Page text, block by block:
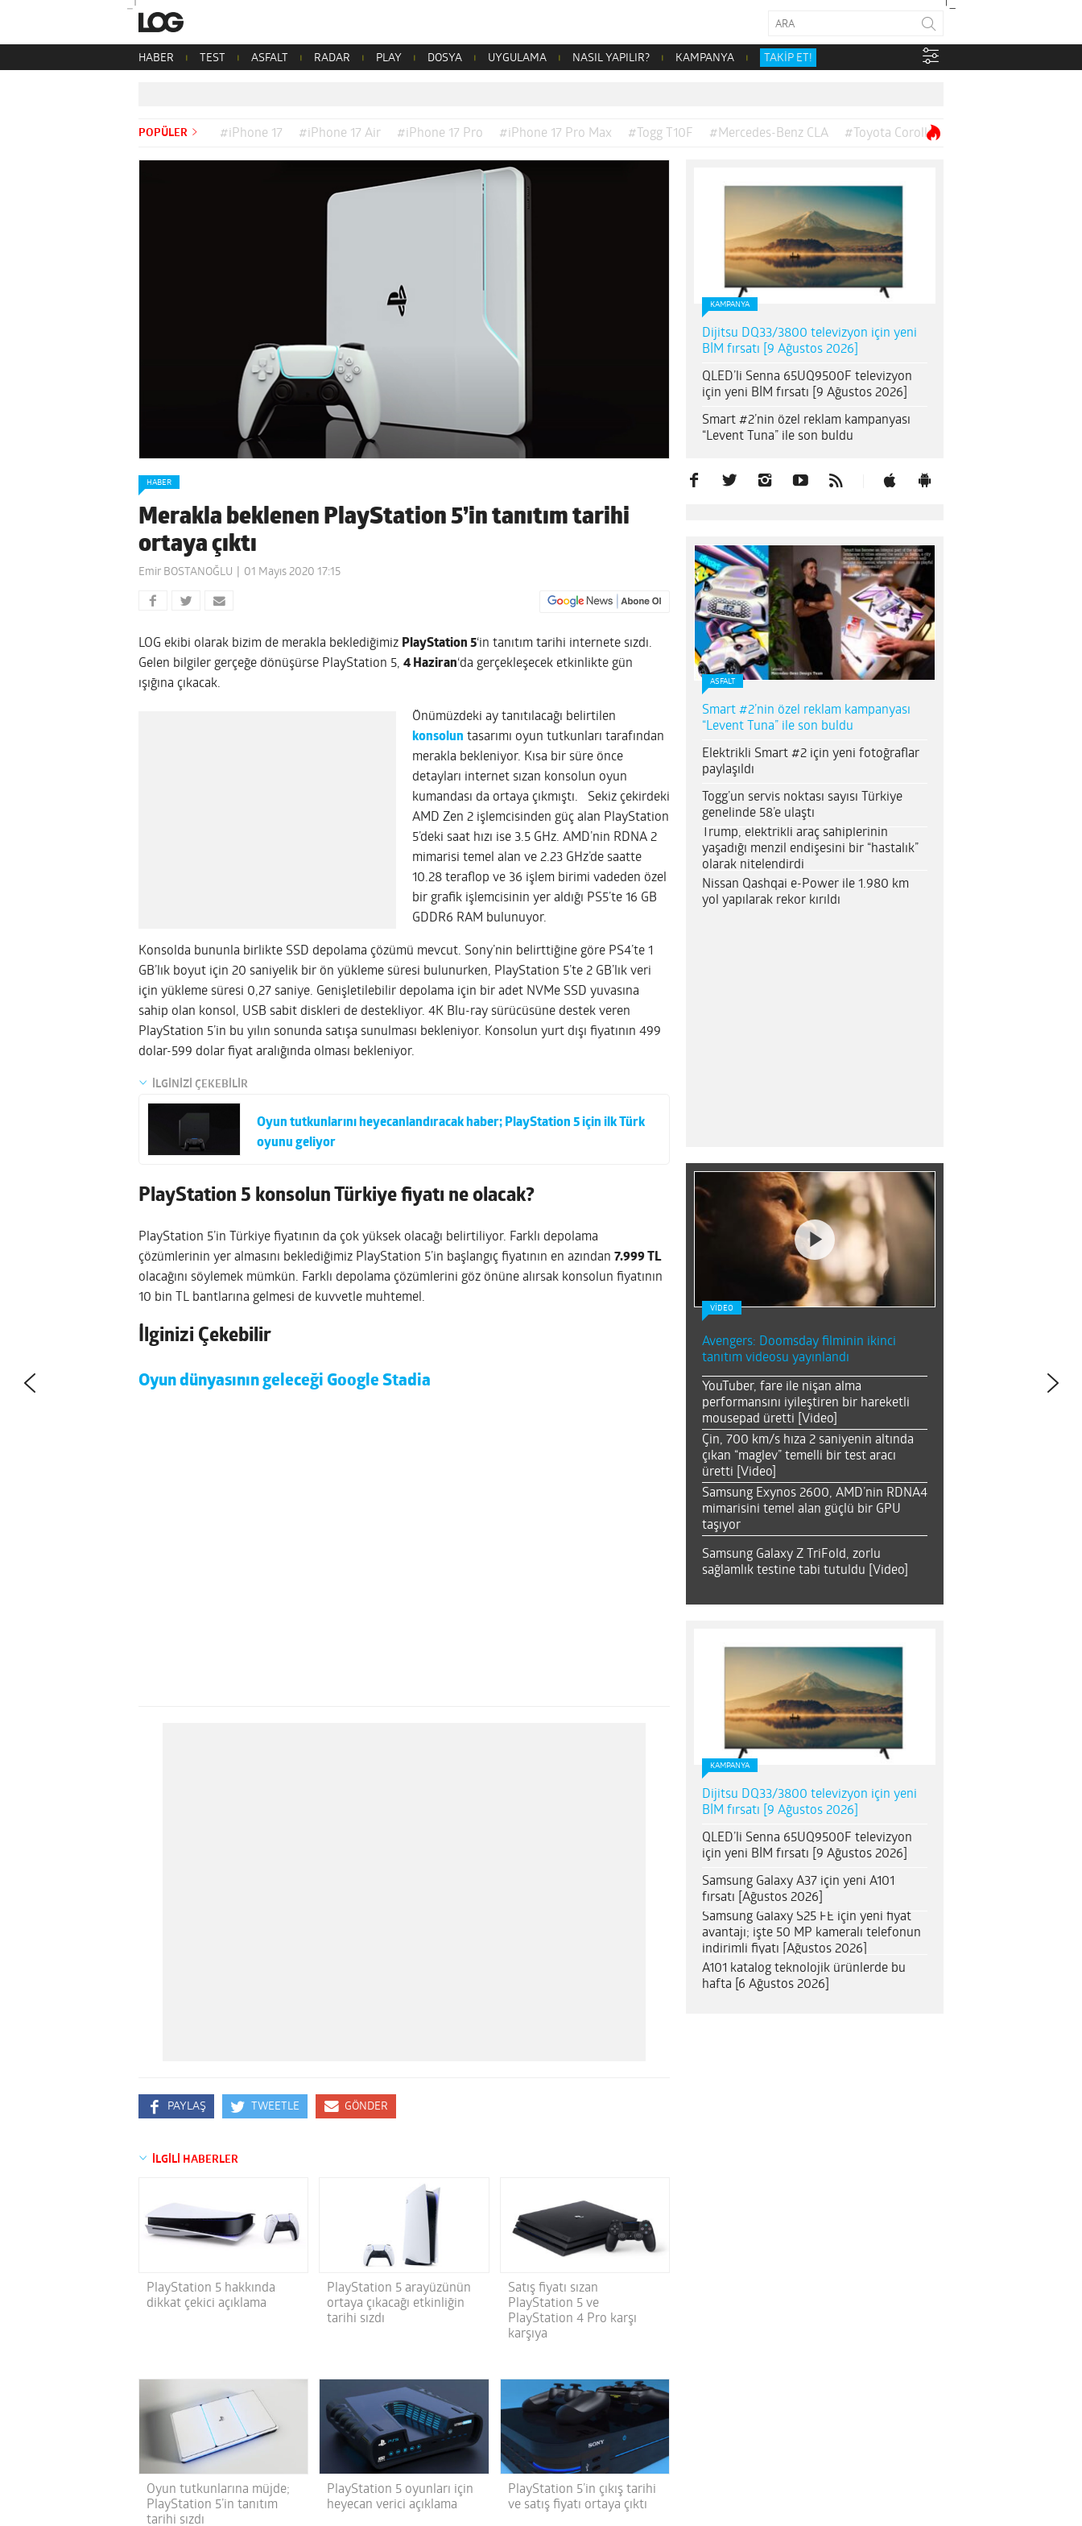
HABER TEST ASFALT RADAR PLAY DOSYA UYGULAMA NASIL YAPILIR? KAMPANYA TAKİP ET!
POPÜLER #iPhone 17 #iPhone 17 Air #iPhone 17 Pro #iPhone 17 Pro Max #Togg T10F #Mercedes-Benz CLA #Toyota Corolla
HABER
Merakla beklenen PlayStation 5’in tanıtım tarihi
ortaya çıktı
Emir BOSTANOĞLU 01 Mayıs 2020 17:15
LOG ekibi olarak bizim de merakla beklediğimiz PlayStation 5‘in tanıtım tarihi internete sızdı.
Gelen bilgiler gerçeğe dönüşürse PlayStation 5, 4 Haziran‘da gerçekleşecek etkinlikte gün
ışığına çıkacak.
Önümüzdeki ay tanıtılacağı belirtilen
konsolun tasarımı oyun tutkunları tarafından
merakla bekleniyor. Kısa bir süre önce
detayları internet sızan konsolun oyun
kumandası da ortaya çıkmıştı. Sekiz çekirdeki
AMD Zen 2 işlemcisinden güç alan PlayStation
5’deki saat hızı ise 3.5 GHz. AMD’nin RDNA 2
mimarisi temel alan ve 2.23 GHz’de saatte
10.28 teraflop ve 36 işlem birimi vadeden özel
bir grafik işlemcisinin yer aldığı PS5’te 16 GB
GDDR6 RAM bulunuyor.
Konsolda bununla birlikte SSD depolama çözümü mevcut. Sony’nin belirttiğine göre PS4’te 1
GB’lık boyut için 20 saniyelik bir ön yükleme süresi bulunurken, PlayStation 5’te 2 GB’lık veri
için yükleme süresi 0,27 saniye. Genişletilebilir depolama için bir adet NVMe SSD yuvasına
sahip olan konsol, USB sabit diskleri de destekliyor. 4K Blu-ray sürücüsüne destek veren
PlayStation 5’in bu yılın sonunda satışa sunulması bekleniyor. Konsolun yurt dışı fiyatının 499
dolar-599 dolar fiyat aralığında olması bekleniyor.
İLGİNİZİ ÇEKEBİLİR
Oyun tutkunlarını heyecanlandıracak haber; PlayStation 5 için ilk Türk
oyunu geliyor
PlayStation 5 konsolun Türkiye fiyatı ne olacak?
PlayStation 5’in Türkiye fiyatının da çok yüksek olacağı belirtiliyor. Farklı depolama
çözümlerinin yer almasını beklediğimiz PlayStation 5’in başlangıç fiyatının en azından 7.999 TL
olacağını söylemek mümkün. Farklı depolama çözümlerini göz önüne alırsak konsolun fiyatının
10 bin TL bantlarına gelmesi de kuvvetle muhtemel.
İlginizi Çekebilir
Oyun dünyasının geleceği Google Stadia
PAYLAŞ TWEETLE GÖNDER
İLGİLİ HABERLER
PlayStation 5 hakkında
dikkat çekici açıklama
PlayStation 5 arayüzünün
ortaya çıkacağı etkinliğin
tarihi sızdı
Satış fiyatı sızan
PlayStation 5 ve
PlayStation 4 Pro karşı
karşıya
Oyun tutkunlarına müjde;
PlayStation 5’in tanıtım
tarihi sızdı
PlayStation 5 oyunları için
heyecan verici açıklama
PlayStation 5’in çıkış tarihi
ve satış fiyatı ortaya çıktı
KAMPANYA
Dijitsu DQ33/3800 televizyon için yeni
BİM fırsatı [9 Ağustos 2026]
QLED’li Senna 65UQ9500F televizyon
için yeni BİM fırsatı [9 Ağustos 2026]
Smart #2’nin özel reklam kampanyası
“Levent Tuna” ile son buldu
ASFALT
Smart #2’nin özel reklam kampanyası
“Levent Tuna” ile son buldu
Elektrikli Smart #2 için yeni fotoğraflar
paylaşıldı
Togg’un servis noktası sayısı Türkiye
genelinde 58’e ulaştı
Trump, elektrikli araç sahiplerinin
yaşadığı menzil endişesini bir “hastalık”
olarak nitelendirdi
Nissan Qashqai e-Power ile 1.980 km
yol yapılarak rekor kırıldı
VİDEO
Avengers: Doomsday filminin ikinci
tanıtım videosu yayınlandı
YouTuber, fare ile nişan alma
performansını iyileştiren bir hareketli
mousepad üretti [Video]
Çin, 700 km/s hıza 2 saniyenin altında
çıkan “maglev” temelli bir test aracı
üretti [Video]
Samsung Exynos 2600, AMD’nin RDNA4
mimarisini temel alan güçlü bir GPU
taşıyor
Samsung Galaxy Z TriFold, zorlu
sağlamlık testine tabi tutuldu [Video]
KAMPANYA
Dijitsu DQ33/3800 televizyon için yeni
BİM fırsatı [9 Ağustos 2026]
QLED’li Senna 65UQ9500F televizyon
için yeni BİM fırsatı [9 Ağustos 2026]
Samsung Galaxy A37 için yeni A101
fırsatı [Ağustos 2026]
Samsung Galaxy S25 FE için yeni fiyat
avantajı; işte 50 MP kameralı telefonun
indirimli fiyatı [Ağustos 2026]
A101 katalog teknolojik ürünlerde bu
hafta [6 Ağustos 2026]